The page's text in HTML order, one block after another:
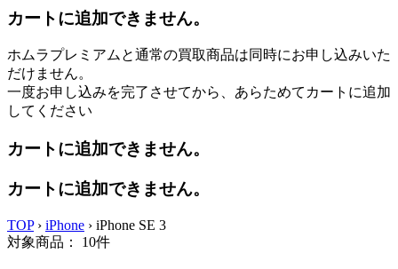
カートに追加できません。
ホムラプレミアムと通常の買取商品は同時にお申し込みいた
だけません。
一度お申し込みを完了させてから、あらためてカートに追加
してください
カートに追加できません。
カートに追加できません。
TOP › iPhone › iPhone SE 3
対象商品：
10件